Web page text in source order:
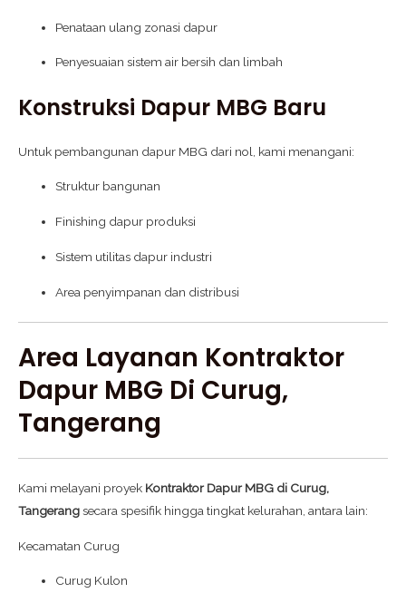
Penataan ulang zonasi dapur
Penyesuaian sistem air bersih dan limbah
Konstruksi Dapur MBG Baru
Untuk pembangunan dapur MBG dari nol, kami menangani:
Struktur bangunan
Finishing dapur produksi
Sistem utilitas dapur industri
Area penyimpanan dan distribusi
Area Layanan Kontraktor
Dapur MBG Di Curug,
Tangerang
Kami melayani proyek Kontraktor Dapur MBG di Curug,
Tangerangsecara spesifik hingga tingkat kelurahan, antara lain:
Kecamatan Curug
Curug Kulon